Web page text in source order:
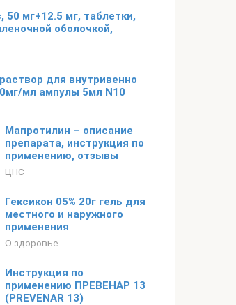
50 мг+12.5 мг, таблетки,
оболочкой,
для внутривенно
мл ампулы 5мл N10
Мапротилин – описание
препарата, инструкция по
применению, отзывы
ЦНС
Гексикон 05% 20г гель для
местного и наружного
применения
О здоровье
Инструкция по
применению ПРЕВЕНАР 13
(PREVENAR 13)